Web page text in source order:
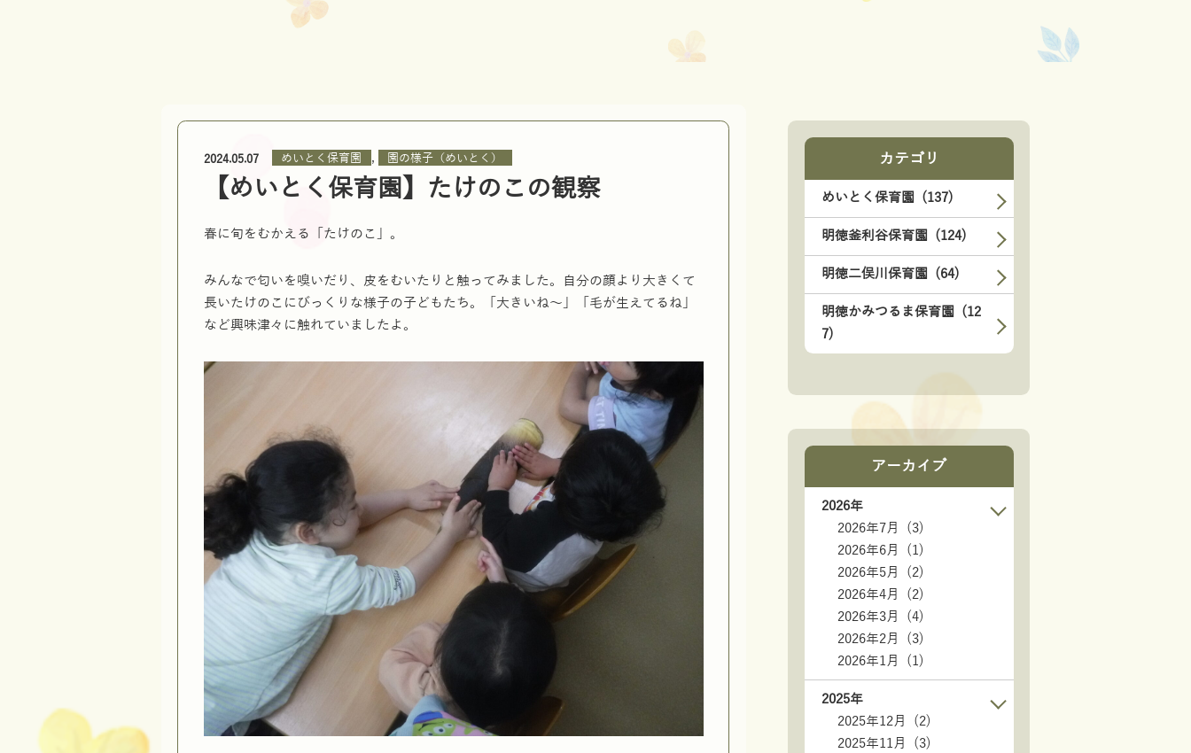
2024.05.07 めいとく保育園 , 園の様子（めいとく）
【めいとく保育園】たけのこの観察
春に旬をむかえる「たけのこ」。
みんなで匂いを嗅いだり、皮をむいたりと触ってみました。自分の顔より大きくて
長いたけのこにびっくりな様子の子どもたち。「大きいね～」「毛が生えてるね」
など興味津々に触れていましたよ。
カテゴリ
めいとく保育園 (137)
明徳釜利谷保育園 (124)
明徳二俣川保育園 (64)
明徳かみつるま保育園 (12
7)
アーカイブ
2026年
2026年7月 (3)
2026年6月 (1)
2026年5月 (2)
2026年4月 (2)
2026年3月 (4)
2026年2月 (3)
2026年1月 (1)
2025年
2025年12月 (2)
2025年11月 (3)